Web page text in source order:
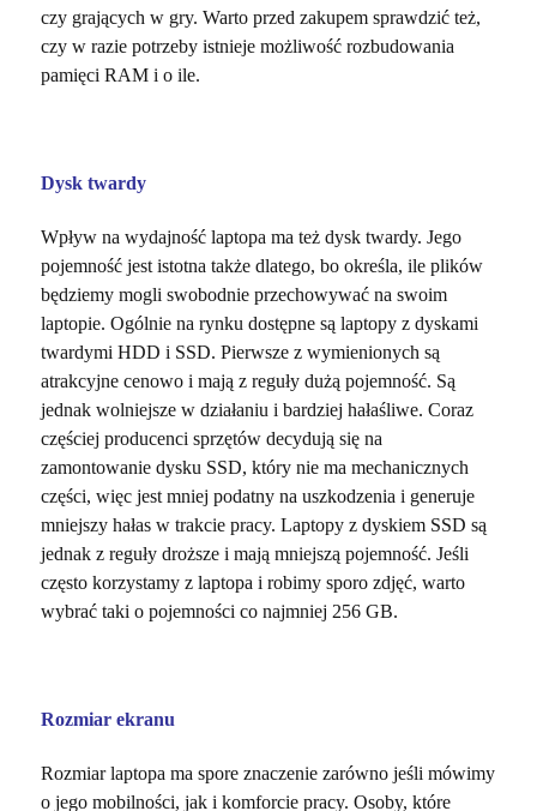
czy grających w gry. Warto przed zakupem sprawdzić też,
czy w razie potrzeby istnieje możliwość rozbudowania
pamięci RAM i o ile.
Dysk twardy
Wpływ na wydajność laptopa ma też dysk twardy. Jego
pojemność jest istotna także dlatego, bo określa, ile plików
będziemy mogli swobodnie przechowywać na swoim
laptopie. Ogólnie na rynku dostępne są laptopy z dyskami
twardymi HDD i SSD. Pierwsze z wymienionych są
atrakcyjne cenowo i mają z reguły dużą pojemność. Są
jednak wolniejsze w działaniu i bardziej hałaśliwe. Coraz
częściej producenci sprzętów decydują się na
zamontowanie dysku SSD, który nie ma mechanicznych
części, więc jest mniej podatny na uszkodzenia i generuje
mniejszy hałas w trakcie pracy. Laptopy z dyskiem SSD są
jednak z reguły droższe i mają mniejszą pojemność. Jeśli
często korzystamy z laptopa i robimy sporo zdjęć, warto
wybrać taki o pojemności co najmniej 256 GB.
Rozmiar ekranu
Rozmiar laptopa ma spore znaczenie zarówno jeśli mówimy
o jego mobilności, jak i komforcie pracy. Osoby, które